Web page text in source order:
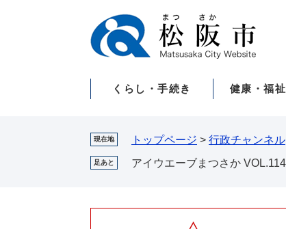
くらし・手続き 健康・福
現在地 トップページ > 行政チャンネル
足あと アイウエーブまつさか